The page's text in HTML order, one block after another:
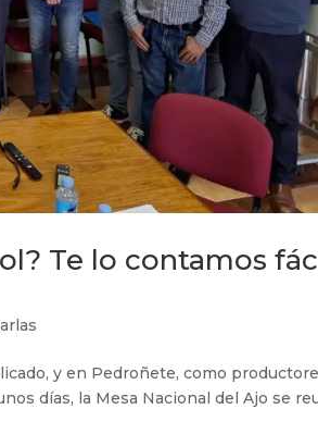
Te lo contamos
y en Pedroñete, como
días, la Mesa Nacional del Ajo se